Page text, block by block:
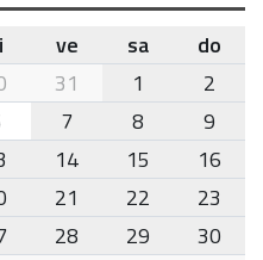
ve sa
do
31 1
2
7 8
9
14 15
16
21 22
23
28 29
30